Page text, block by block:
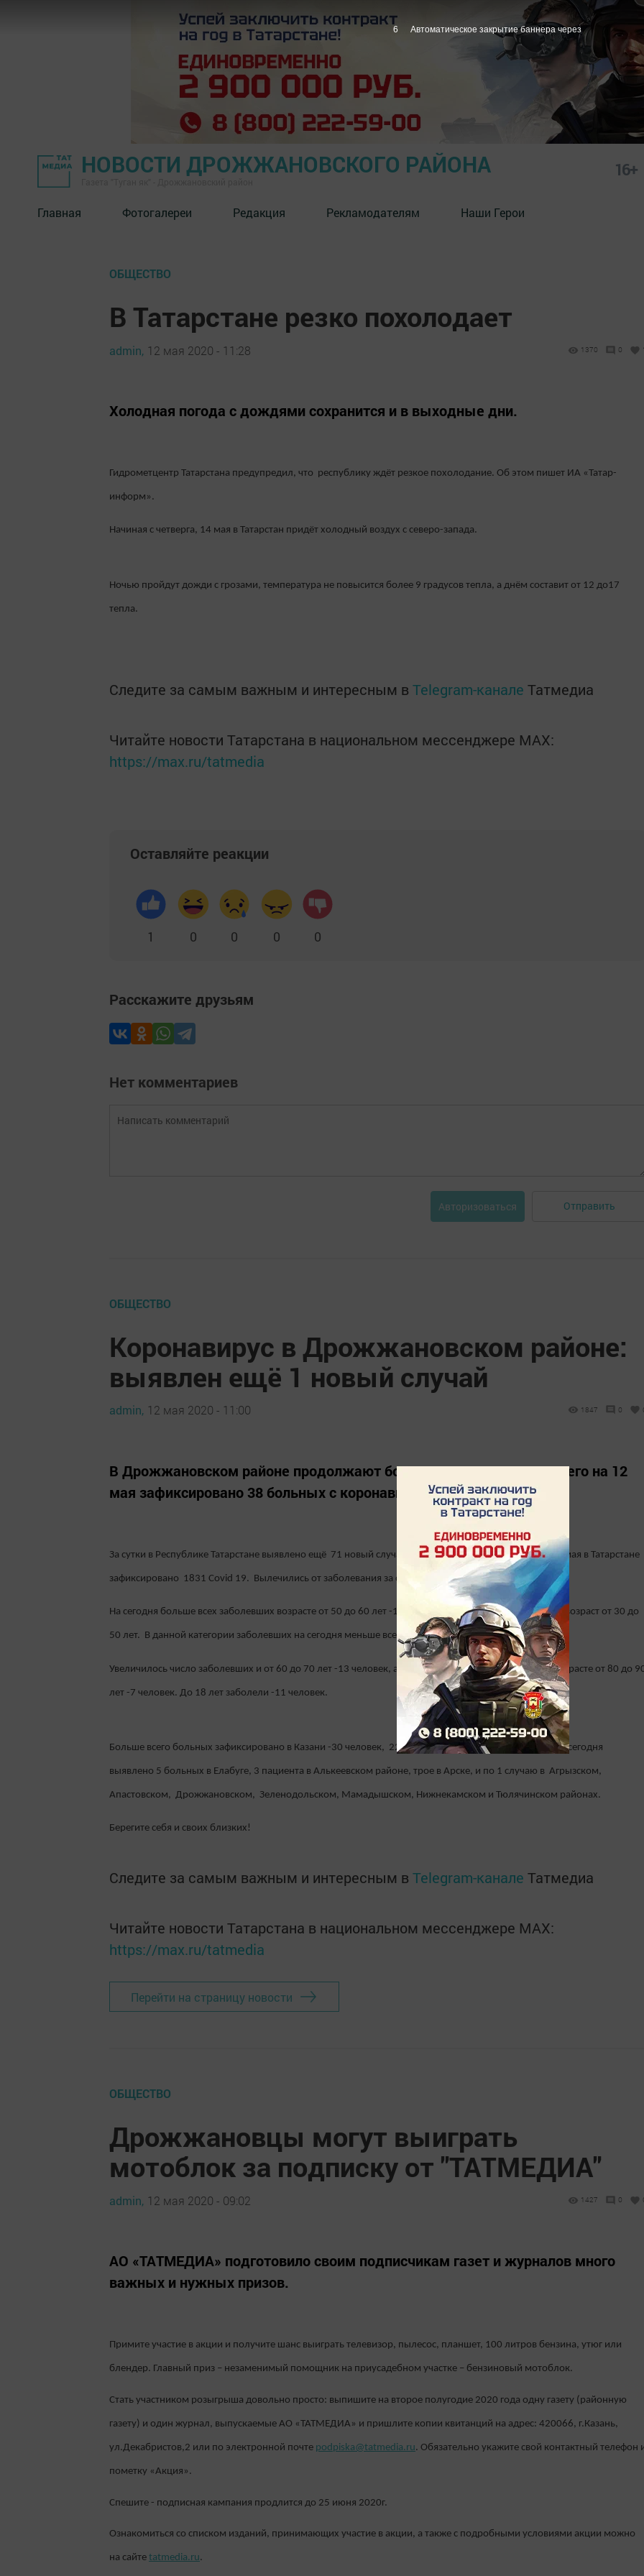
НОВОСТИ ДРОЖЖАНОВСКОГО РАЙОНА 16+
Главная Фотогалереи Редакция Рекламодателям Наши Герои
ОБЩЕСТВО
В Татарстане резко похолодает
admin, 12 мая 2020 - 11:28 1370 0
Холодная погода с дождями сохранится и в выходные дни.
Гидрометцентр Татарстана предупредил, что республику ждёт резкое похолодание. Об этом пишет ИА «Татар-
информ».
Начиная с четверга, 14 мая в Татарстан придёт холодный воздух с северо-запада.
Ночью пройдут дожди с грозами, температура не повысится более 9 градусов тепла, а днём составит от 12 до17
тепла.
Следите за самым важным и интересным в Telegram-канале Татмедиа
Читайте новости Татарстана в национальном мессенджере MАХ:
https://max.ru/tatmedia
Оставляйте реакции
1 0 0 0 0
Расскажите друзьям
Нет комментариев
Авторизоваться Отправить
ОБЩЕСТВО
Коронавирус в Дрожжановском районе:
выявлен ещё 1 новый случай
admin, 12 мая 2020 - 11:00 1847 0
В Дрожжановском районе продолжают болеть коронавирусом. Всего на 12
мая зафиксировано 38 больных с коронавирусом.
За сутки в Республике Татарстане выявлено ещё 71 новый случай заражения коронавирусом. На 12 мая в Татарстане
зафиксировано 1831 Covid 19. Вылечились от заболевания за сутки 165 человек.
На сегодня больше всех заболевших возрасте от 50 до 60 лет -15 человек, напомним ранее это был возраст от 30 до
50 лет. В данной категории заболевших на сегодня меньше всего лишь на один случай-14 человек.
Увеличилось число заболевших и от 60 до 70 лет -13 человек, а также наблюдается повышение в возрасте от 80 до
лет -7 человек. До 18 лет заболели -11 человек.
Больше всего больных зафиксировано в Казани -30 человек, 22 заболели в Набережных Челнах, на сегодня
выявлено 5 больных в Елабуге, 3 пациента в Алькеевском районе, трое в Арске, и по 1 случаю в Агрызском,
Апастовском, Дрожжановском, Зеленодольском, Мамадышском, Нижнекамском и Тюлячинском районах.
Берегите себя и своих близких!
Следите за самым важным и интересным в Telegram-канале Татмедиа
Читайте новости Татарстана в национальном мессенджере MАХ:
https://max.ru/tatmedia
Перейти на страницу новости
ОБЩЕСТВО
Дрожжановцы могут выиграть
мотоблок за подписку от "ТАТМЕДИА"
admin, 12 мая 2020 - 09:02 1427 0
АО «ТАТМЕДИА» подготовило своим подписчикам газет и журналов много
важных и нужных призов.
Примите участие в акции и получите шанс выиграть телевизор, пылесос, планшет, 100 литров бензина, утюг или
блендер. Главный приз – незаменимый помощник на приусадебном участке – бензиновый мотоблок.
Стать участником розыгрыша довольно просто: выпишите на второе полугодие 2020 года одну газету (районную
газету) и один журнал, выпускаемые АО «ТАТМЕДИА» и пришлите копии квитанций на адрес: 420066, г.Казань,
ул.Декабристов,2 или по электронной почте podpiska@tatmedia.ru. Обязательно укажите свой контактный телефон
пометку «Акция».
Спешите - подписная кампания продлится до 25 июня 2020г.
Ознакомиться со списком изданий, принимающих участие в акции, а также с подробными условиями акции можно
на сайте tatmedia.ru.
5 Автоматическое закрытие баннера через